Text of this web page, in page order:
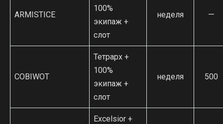
ARMISTICE
100%
экипаж +
слот
неделя —
COBIWOT
Тетрарх +
100%
экипаж +
слот
неделя 500
Excelsior +